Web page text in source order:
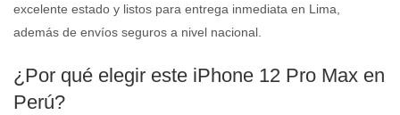
excelente estado y listos para entrega inmediata en Lima,
además de envíos seguros a nivel nacional.
¿Por qué elegir este iPhone 12 Pro Max en
Perú?